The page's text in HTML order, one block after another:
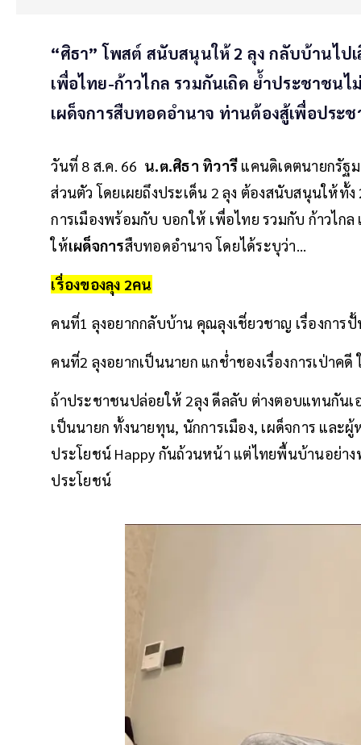
“ศิธา” โพสต์ สนับสนุนให้ 2 ลุง กลับบ้านไป
เพื่อไทย-ก้าวไกล รวมกันเถิด ย้ำประชาชน
เผด็จการสืบทอดอำนาจ ท่านต้องสู้เพื่อประ
วันที่ 8 ส.ค. 66 น.ต.ศิธา ทิวารี แคนดิเดตนายกรัฐ
ส่วนตัว โดยเผยถึงประเด็น 2 ลุง ต้องสนับสนุนให้ทั้
การเมืองพร้อมกับ บอกให้ เพื่อไทย รวมกับ ก้าวไก
ให้เผด็จการสืบทอดอำนาจ โดยได้ระบุว่า...
เรื่องของลุง 2คน
คนที่1 ลุงอยากกลับบ้าน คุณลุงเชี่ยวชาญ เรื่องการ
คนที่2 ลุงอยากเป็นนายก แกช่ำชองเรื่องการเป่าค
ถ้าประชาชนปล่อยให้ 2ลุง ดีลลับ ต่างตอบแทนกันเ
เป็นนายก ทั้งนายทุน, นักการเมือง, เผด็จการ และ
ประโยชน์ Happy กันถ้วนหน้า แต่ไทยพื้นบ้านอย่า
ประโยชน์